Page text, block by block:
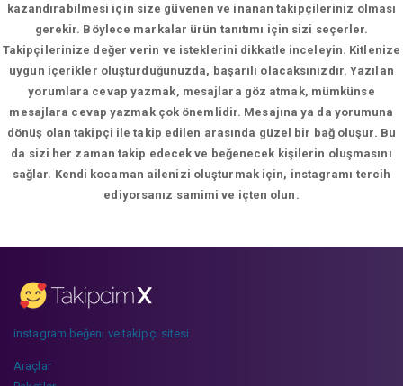
kazandırabilmesi için size güvenen ve inanan takipçileriniz olması
gerekir. Böylece markalar ürün tanıtımı için sizi seçerler.
Takipçilerinize değer verin ve isteklerini dikkatle inceleyin. Kitlenize
uygun içerikler oluşturduğunuzda, başarılı olacaksınızdır. Yazılan
yorumlara cevap yazmak, mesajlara göz atmak, mümkünse
mesajlara cevap yazmak çok önemlidir. Mesajına ya da yorumuna
dönüş olan takipçi ile takip edilen arasında güzel bir bağ oluşur. Bu
da sizi her zaman takip edecek ve beğenecek kişilerin oluşmasını
sağlar. Kendi kocaman ailenizi oluşturmak için, instagramı tercih
ediyorsanız samimi ve içten olun.
instagram beğeni ve takipçi sitesi
Araçlar